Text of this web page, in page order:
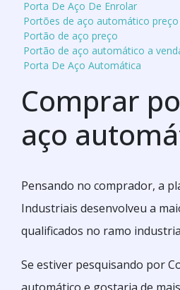
Porta De Aço De Enrolar
Portões de aço automático preço
Portão de aço preço
Portão de aço automático a
Porta De Aço Automática
Comprar
aço
Pensando no comprador, a
Industriais desenvolveu a
qualificados no ramo
Se estiver pesquisando por